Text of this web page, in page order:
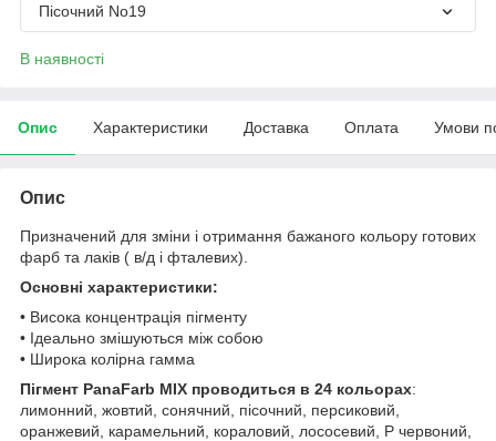
Пісочний No19
В наявності
Опис Характеристики Доставка Оплата Умови
Опис
Призначений для зміни і отримання бажаного кольору готових
фарб та лаків ( в/д і фталевих).
Основні характеристики:
• Висока концентрація пігменту
• Ідеально змішуються між собою
• Широка колірна гамма
Пігмент PanaFarb MIX проводиться в 24 кольорах:
лимонний, жовтий, сонячний, пісочний, персиковий,
оранжевий, карамельний, кораловий, лососевий, Р червоний,